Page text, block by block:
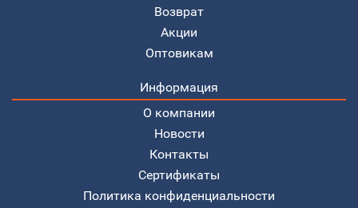
Возврат
Акции
Оптовикам
Информация
О компании
Новости
Контакты
Сертификаты
Политика конфиденциальности